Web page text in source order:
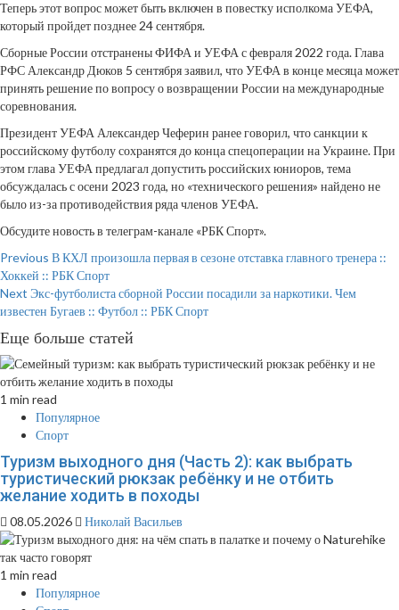
Теперь этот вопрос может быть включен в повестку исполкома УЕФА,
который пройдет позднее 24 сентября.
Сборные России отстранены ФИФА и УЕФА с февраля 2022 года. Глава
РФС Александр Дюков 5 сентября заявил, что УЕФА в конце месяца может
принять решение по вопросу о возвращении России на международные
соревнования.
Президент УЕФА Александер Чеферин ранее говорил, что санкции к
российскому футболу сохранятся до конца спецоперации на Украине. При
этом глава УЕФА предлагал допустить российских юниоров, тема
обсуждалась с осени 2023 года, но «технического решения» найдено не
было из-за противодействия ряда членов УЕФА.
Обсудите новость в телеграм-канале «РБК Спорт».
Continue
Reading
Previous В КХЛ произошла первая в сезоне отставка главного тренера ::
Хоккей :: РБК Спорт
Next Экс-футболиста сборной России посадили за наркотики. Чем
известен Бугаев :: Футбол :: РБК Спорт
Еще больше статей
1 min read
Популярное
Спорт
Туризм выходного дня (Часть 2): как выбрать
туристический рюкзак ребёнку и не отбить
желание ходить в походы
08.05.2026 Николай Васильев
1 min read
Популярное